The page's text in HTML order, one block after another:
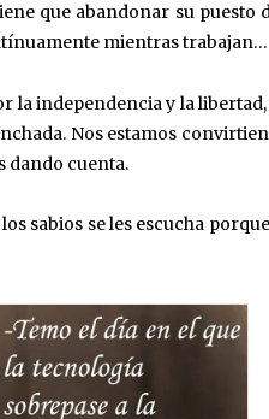
que abandonar su puesto
mientras trabajan…
la independencia y la libertad,
Nos estamos
dando cuenta.
sabios se les escucha